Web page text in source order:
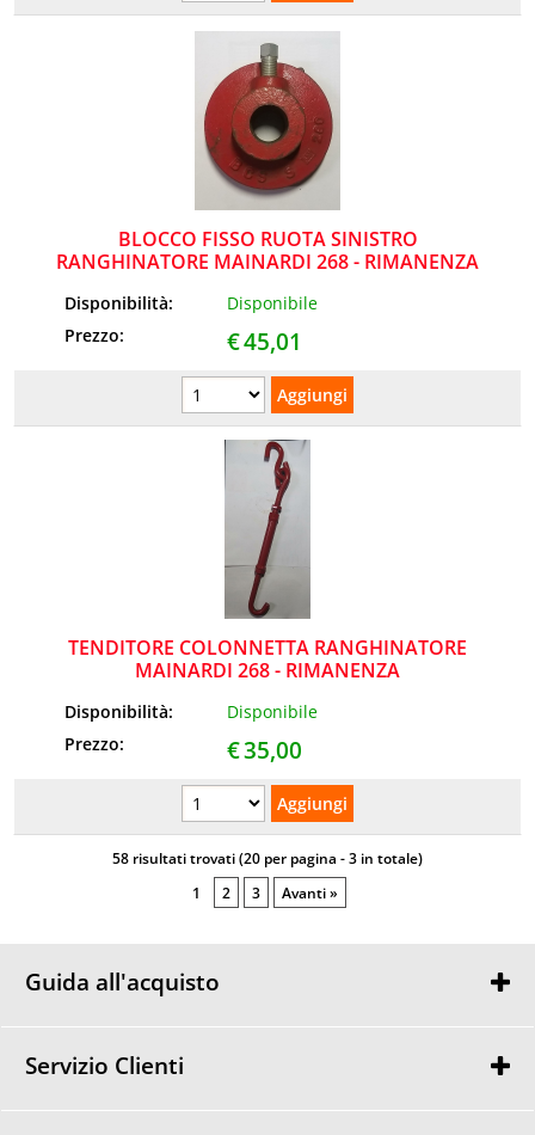
BLOCCO FISSO RUOTA SINISTRO
RANGHINATORE MAINARDI 268 - RIMANENZA
Disponibilità:
Disponibile
Prezzo:
€45,01
TENDITORE COLONNETTA RANGHINATORE
MAINARDI 268 - RIMANENZA
Disponibilità:
Disponibile
Prezzo:
€35,00
58 risultati trovati (20 per pagina - 3 in totale)
1
2 3 Avanti »
Guida all'acquisto
Termini e condizioni
Servizio Clienti